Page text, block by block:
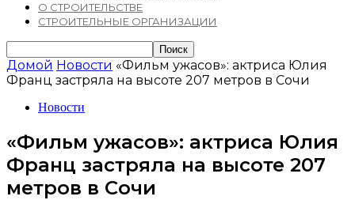
О СТРОИТЕЛЬСТВЕ
СТРОИТЕЛЬНЫЕ ОРГАНИЗАЦИИ
Домой Новости «Фильм ужасов»: актриса Юлия
Франц застряла на высоте 207 метров в Сочи
Новости
«Фильм ужасов»: актриса Юлия
Франц застряла на высоте 207
метров в Сочи